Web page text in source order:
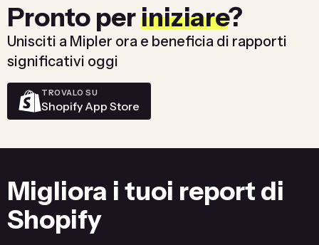
Pronto periniziare?
Unisciti a Mipler ora e beneficia di rapporti
significativi oggi
TROVALO SU
Shopify App Store
Migliora i tuoi report di
Shopify